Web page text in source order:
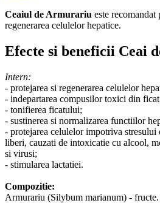
Ceaiul de Armurariu este recomandat
regenerarea celulelor hepatice.
Efecte si beneficii Ceai
Intern:
- protejarea si regenerarea celulelor
- indepartarea compusilor toxici din
- tonifierea ficatului;
- sustinerea si normalizarea functiilor
- protejarea celulelor impotriva
liberi, cauzati de intoxicatie cu alcool,
si virusi;
- stimularea lactatiei.
Compozitie:
Armurariu (Silybum marianum) - fructe.